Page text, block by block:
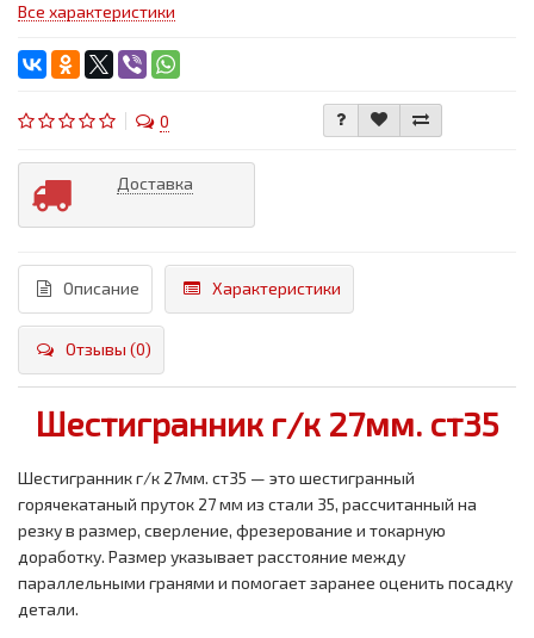
Все характеристики
0
Доставка
Описание Характеристики
Отзывы (0)
Шестигранник г/к 27мм. ст35
Шестигранник г/к 27мм. ст35 — это шестигранный
горячекатаный пруток 27 мм из стали 35, рассчитанный на
резку в размер, сверление, фрезерование и токарную
доработку. Размер указывает расстояние между
параллельными гранями и помогает заранее оценить посадку
детали.